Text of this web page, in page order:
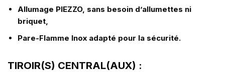
Allumage PIEZZO, sans besoin d’allumettes ni
briquet,
Pare-Flamme Inox adapté pour la sécurité.
TIROIR(S) CENTRAL(AUX) :